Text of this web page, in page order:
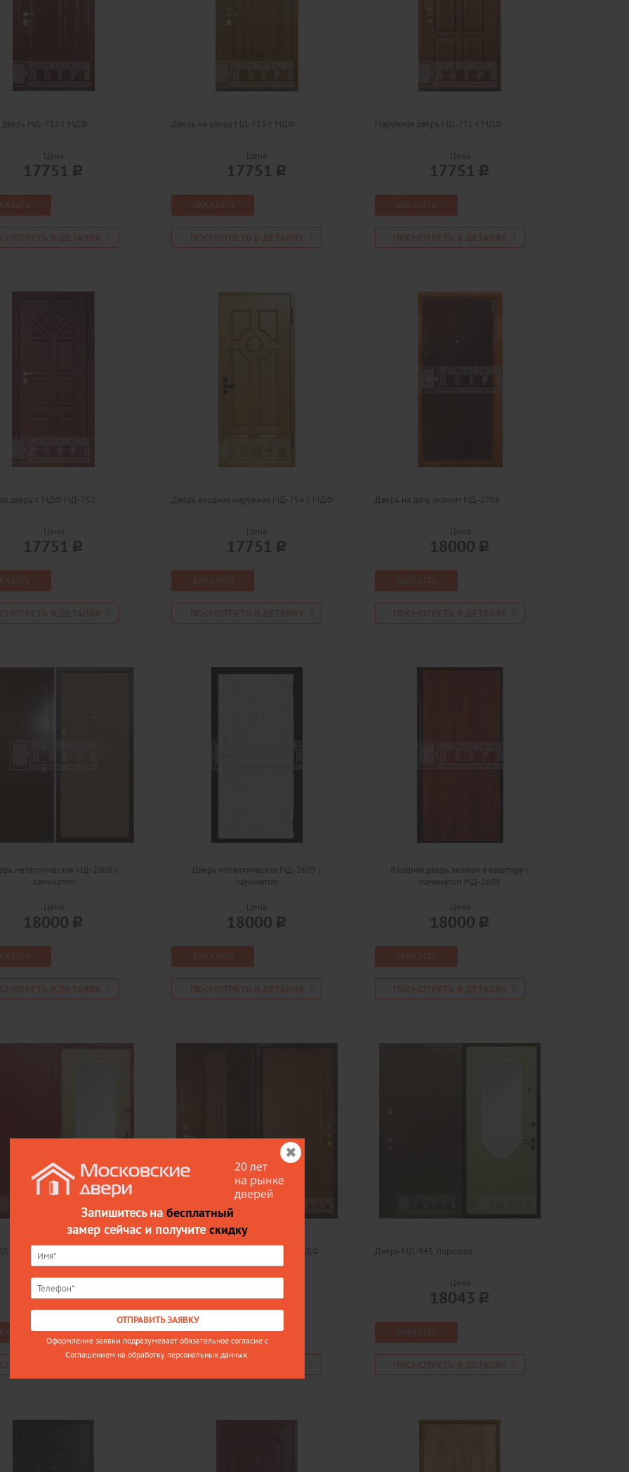
Запишитесь на бесплатный
замер сейчас и получите скидку
ОТПРАВИТЬ ЗАЯВКУ
Оформление заявки подразумевает обязательное согласие с
Соглашением на обработку персональных данных.
дверь МД-732 с МДФ
Цена
17751
В ДЕТАЛЯХ
Дверь на улицу МД-733 с МДФ
Цена
17751
ЗАКАЗАТЬ
ПОСМОТРЕТЬ В ДЕТАЛЯХ
Наружная дверь МД-751 с МДФ
Цена
17751
ЗАКАЗАТЬ
ПОСМОТРЕТЬ В ДЕТАЛЯХ
дверь с МДФ МД-752
Цена
17751
В ДЕТАЛЯХ
Дверь входная наружная МД-754 с МДФ
Цена
17751
ЗАКАЗАТЬ
ПОСМОТРЕТЬ В ДЕТАЛЯХ
Дверь на дачу эконом МД-2708
Цена
18000
ЗАКАЗАТЬ
ПОСМОТРЕТЬ В ДЕТАЛЯХ
металлическая МД-2608 с
ламинатом
Цена
18000
В ДЕТАЛЯХ
Дверь металлическая МД-2609 с
ламинатом
Цена
18000
ЗАКАЗАТЬ
ПОСМОТРЕТЬ В ДЕТАЛЯХ
Входная дверь эконом в квартиру с
ламинатом МД-2605
Цена
18000
ЗАКАЗАТЬ
ПОСМОТРЕТЬ В ДЕТАЛЯХ
944, порошок
Цена
18008
В ДЕТАЛЯХ
Порошковое напыление МДФ - МДФ
18043
ЗАКАЗАТЬ
Дверь МД-945, порошок
Цена
18043
ЗАКАЗАТЬ
ПОСМОТРЕТЬ В ДЕТАЛЯХ